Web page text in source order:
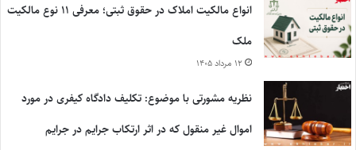
انواع مالکیت املاک در حقوق ثبتی؛ معرفی ۱۱ نوع مالکیت
ملک
۱۲ مرداد ۱۴۰۵
نظریه مشورتی با موضوع: تکلیف دادگاه کیفری در مورد
اموال غیر منقول که در اثر ارتکاب جرایم در جرایم